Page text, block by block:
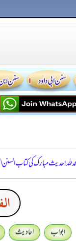
حدیث مبارک کی کتاب
ابواب احادیث